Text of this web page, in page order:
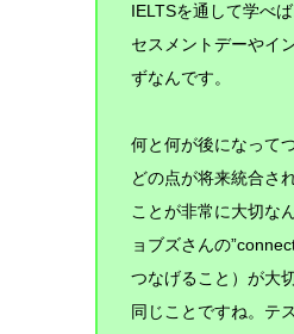
IELTSを通して学べ
セスメントデーやイ
ずなんです。
何と何が後になって
どの点が将来統合さ
ことが非常に大切な
ョブズさんの
つなげること）が大
同じことですね。テ